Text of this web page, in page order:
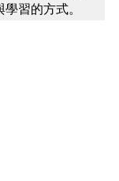
習的方式。